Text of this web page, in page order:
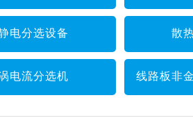
电分选设备 散
电流分选机 线路板非